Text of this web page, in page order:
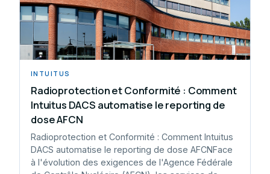
INTUITUS
Radioprotection et Conformité : Comment
Intuitus DACS automatise le reporting de
dose AFCN
Radioprotection et Conformité : Comment Intuitus
DACS automatise le reporting de dose AFCNFace
à l'évolution des exigences de l'Agence Fédérale